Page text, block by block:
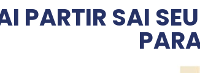
PARTIR SAI